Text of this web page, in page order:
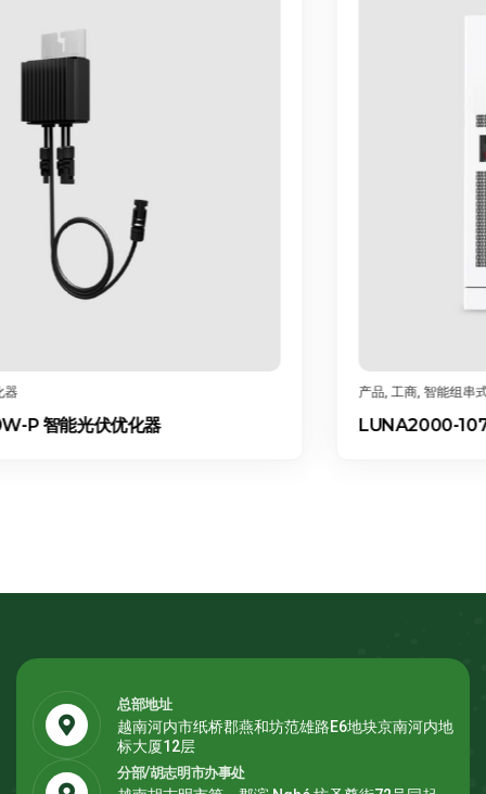
LUNA2000-107-241 智能组串式储能系统
总部地址
越南河内市纸桥郡燕和坊范雄路E6地块京南河内地
标大厦12层
分部/胡志明市办事处